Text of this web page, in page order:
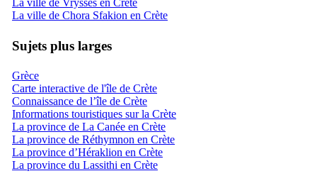
La ville de Chora Sfakion en Crète
Sujets plus larges
Grèce
Carte interactive de l'île de Crète
Connaissance de l’île de Crète
Informations touristiques sur la Crète
La province de La Canée en Crète
La province de Réthymnon en Crète
La province d’Héraklion en Crète
La province du Lassithi en Crète